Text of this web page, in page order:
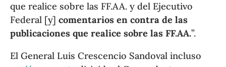
que realice sobre las FF.AA. y del Ejecutivo
Federal [y]comentarios en contra de las
publicaciones que realice sobre las FF.AA.”.
El General Luis Crescencio Sandoval incluso